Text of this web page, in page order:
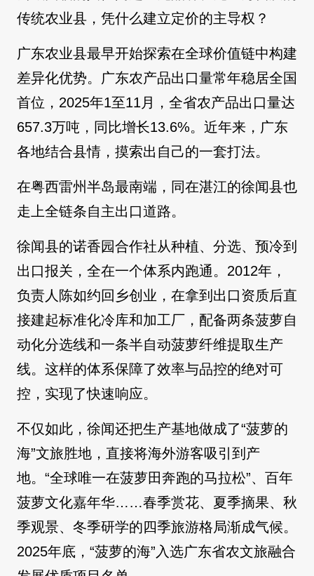
传统农业县，凭什么建立定价的主导权？
广东农业县最早开始探索在全球价值链中构建
差异化优势。广东农产品出口量常年稳居全国
首位，2025年1至11月，全省农产品出口量达
657.3万吨，同比增长13.6%。近年来，广东
各地结合县情，摸索出自己的一套打法。
在粤西雷州半岛最南端，同在湛江的徐闻县也
走上全链条自主出口道路。
徐闻县的诺香园合作社从种植、分选、预冷到
出口报关，全在一个体系内跑通。2012年，
负责人陈如约回乡创业，在拿到出口资质后直
接建起标准化冷库和加工厂，配备两条菠萝自
动化分选线和一条半自动菠萝纤维提取生产
线。这样的体系保障了效率与品控的绝对可
控，实现了快速响应。
不仅如此，徐闻还把生产基地做成了“菠萝的
海”文旅胜地，直接将海外游客吸引到产
地。“全球唯一在菠萝田奔跑的马拉松”、百年
菠萝文化嘉年华……春季赏花、夏季摘果、秋
季观景、冬季研学的四季旅游格局渐成气候。
2025年底，“菠萝的海”入选广东省农文旅融合